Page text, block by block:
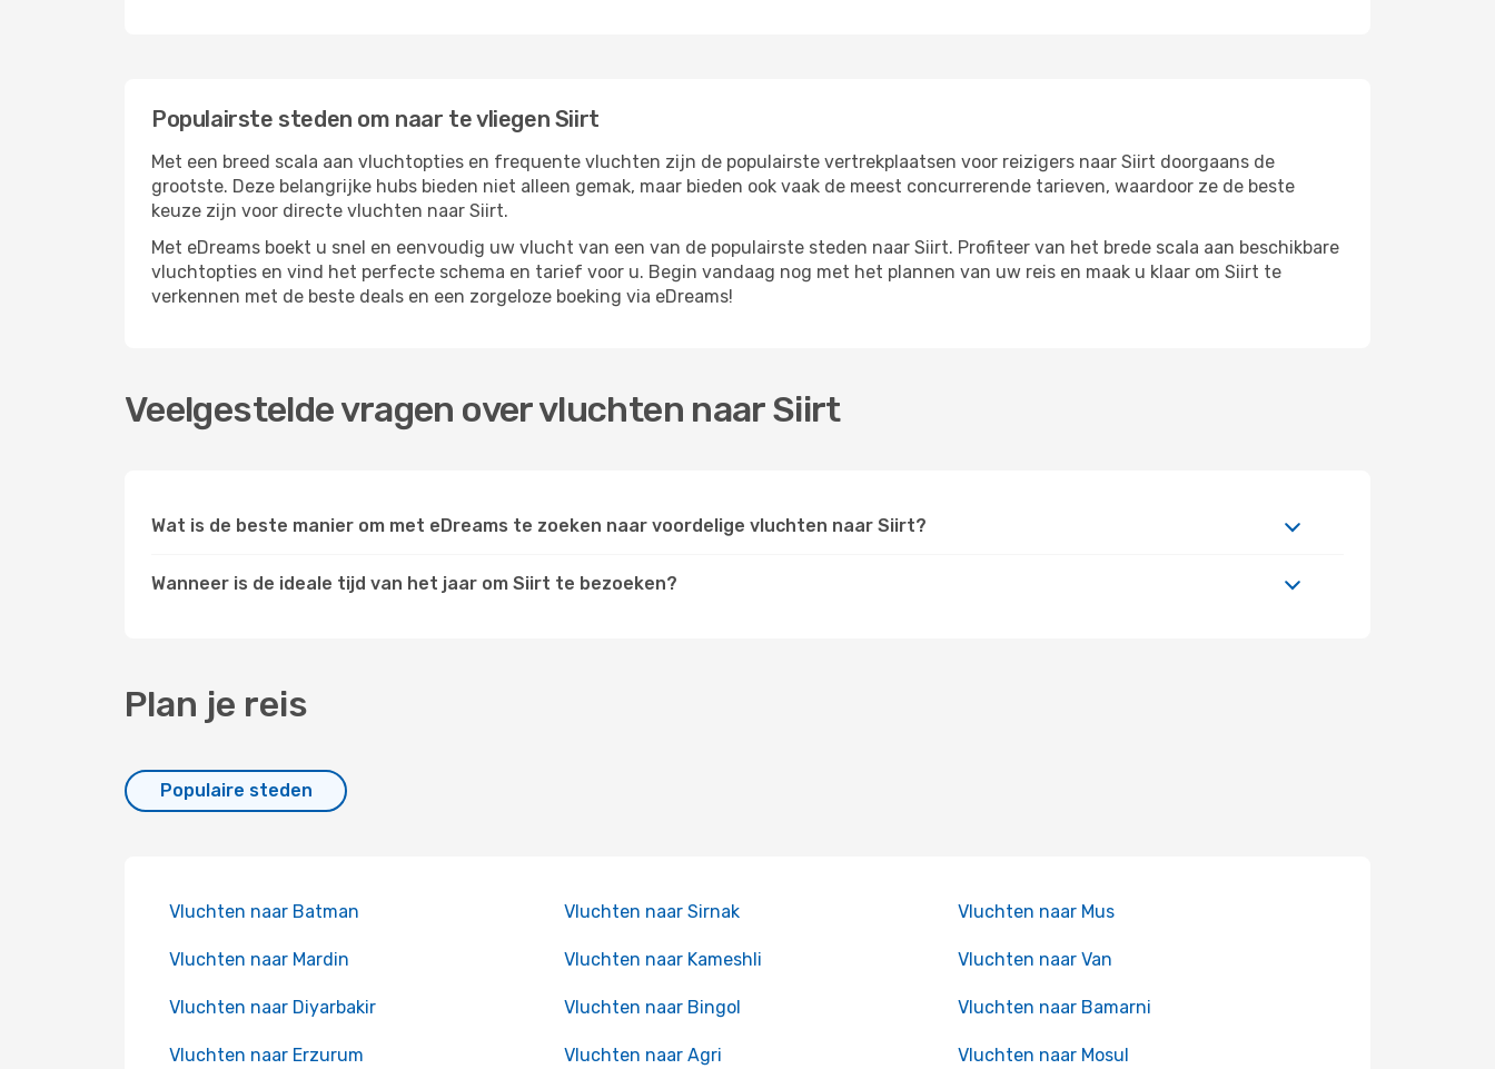
Populairste steden om naar te vliegen Siirt
Met een breed scala aan vluchtopties en frequente vluchten zijn de populairste vertrekplaatsen voor reizigers naar Siirt doorgaans de
grootste. Deze belangrijke hubs bieden niet alleen gemak, maar bieden ook vaak de meest concurrerende tarieven, waardoor ze de beste
keuze zijn voor directe vluchten naar Siirt.
Met eDreams boekt u snel en eenvoudig uw vlucht van een van de populairste steden naar Siirt. Profiteer van het brede scala aan beschikbare
vluchtopties en vind het perfecte schema en tarief voor u. Begin vandaag nog met het plannen van uw reis en maak u klaar om Siirt te
verkennen met de beste deals en een zorgeloze boeking via eDreams!
Veelgestelde vragen over vluchten naar Siirt
Wat is de beste manier om met eDreams te zoeken naar voordelige vluchten naar Siirt?
Wanneer is de ideale tijd van het jaar om Siirt te bezoeken?
Plan je reis
Populaire steden
Vluchten naar Batman Vluchten naar Sirnak Vluchten naar Mus
Vluchten naar Mardin Vluchten naar Kameshli Vluchten naar Van
Vluchten naar Diyarbakir Vluchten naar Bingol Vluchten naar Bamarni
Vluchten naar Erzurum Vluchten naar Agri Vluchten naar Mosul